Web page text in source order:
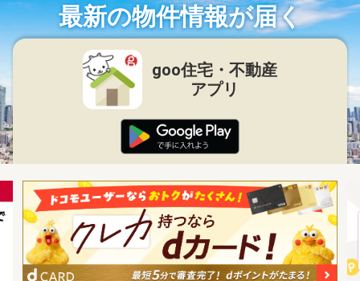
最新の物件情報が届く
goo住宅・不動産
アプリ